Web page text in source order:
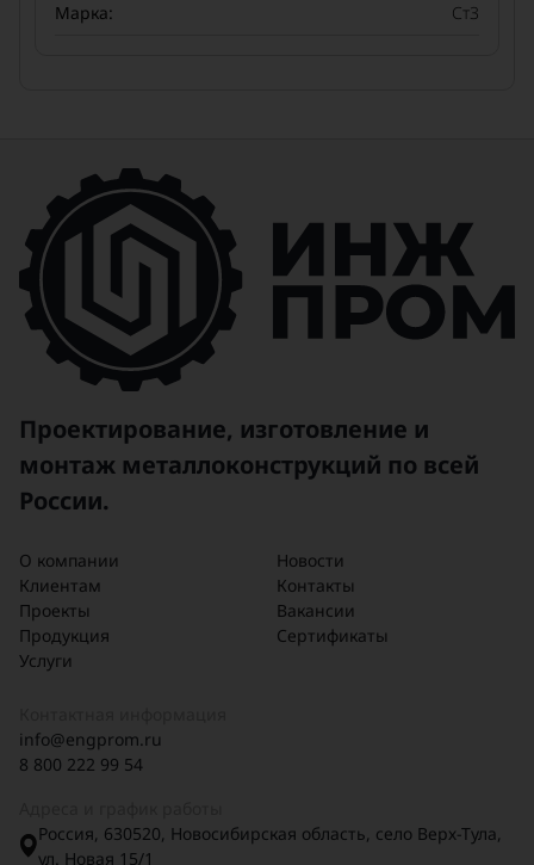
Марка:
Ст3
Проектирование, изготовление и
монтаж металлоконструкций по всей
России.
О компании
Клиентам
Проекты
Продукция
Услуги
Новости
Контакты
Вакансии
Сертификаты
info@engprom.ru
8 800 222 99 54
Россия, 630520, Новосибирская область, село Верх-Тула,
ул. Новая 15/1